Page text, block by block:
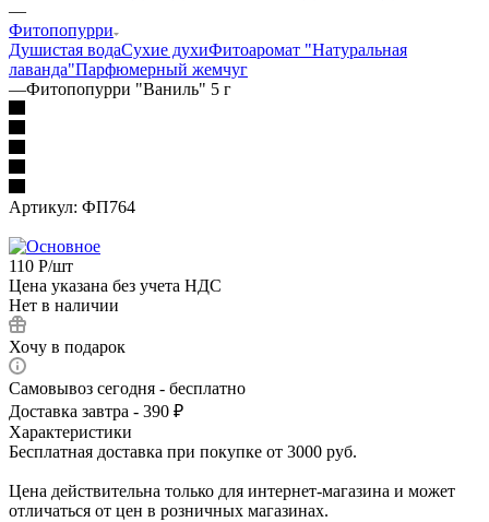
—
Фитопопурри
Душистая водаСухие духиФитоаромат "Натуральная
лаванда"Парфюмерный жемчуг
—Фитопопурри "Ваниль" 5 г
Артикул: ФП764
110 Р/шт
Цена указана без учета НДС
Нет в наличии
Хочу в подарок
Самовывоз сегодня - бесплатно
Доставка завтра - 390 ₽
Характеристики
Бесплатная доставка при покупке от 3000 руб.
Цена действительна только для интернет-магазина и может
отличаться от цен в розничных магазинах.